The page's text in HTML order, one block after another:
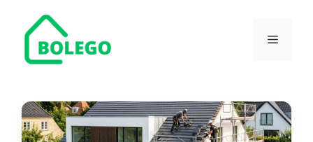
indhold
Menu